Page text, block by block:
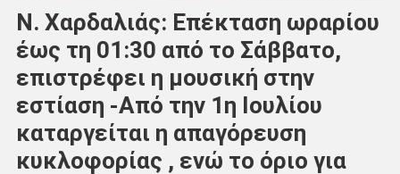
N. Xαρδαλιάς: Επέκταση ωραρίου
έως τη 01:30 από το Σάββατο,
επιστρέφει η μουσική στην
εστίαση -Από την 1η Ιουλίου
καταργείται η απαγόρευση
κυκλοφορίας , ενώ το όριο για